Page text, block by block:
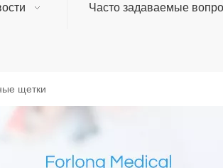
Часто задаваемые
щетки